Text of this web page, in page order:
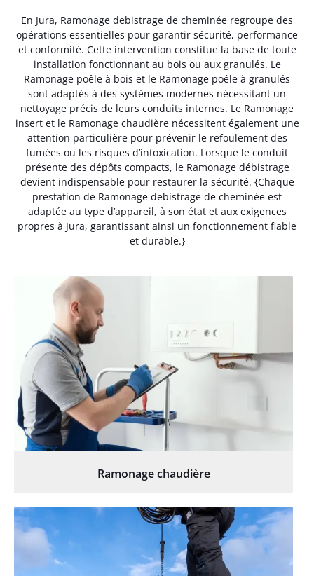
En Jura, Ramonage debistrage de cheminée regroupe des
opérations essentielles pour garantir sécurité, performance
et conformité. Cette intervention constitue la base de toute
installation fonctionnant au bois ou aux granulés. Le
Ramonage poêle à bois et le Ramonage poêle à granulés
sont adaptés à des systèmes modernes nécessitant un
nettoyage précis de leurs conduits internes. Le Ramonage
insert et le Ramonage chaudière nécessitent également une
attention particulière pour prévenir le refoulement des
fumées ou les risques d’intoxication. Lorsque le conduit
présente des dépôts compacts, le Ramonage débistrage
devient indispensable pour restaurer la sécurité. {Chaque
prestation de Ramonage debistrage de cheminée est
adaptée au type d’appareil, à son état et aux exigences
propres à Jura, garantissant ainsi un fonctionnement fiable
et durable.}
Ramonage chaudière